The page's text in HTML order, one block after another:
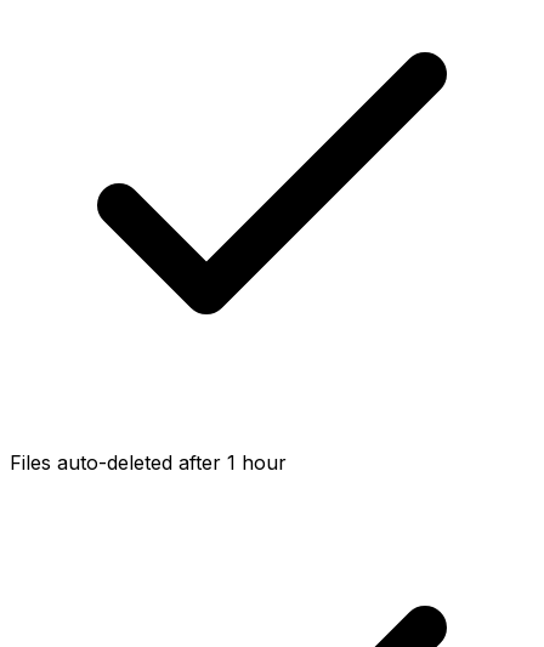
Files auto-deleted after 1 hour